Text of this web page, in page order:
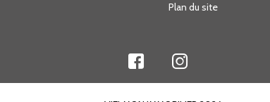
Plan du site